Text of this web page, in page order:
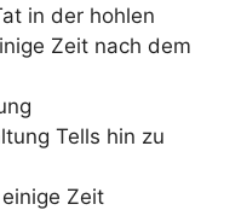
in der hohlen
Zeit nach dem
Tells hin zu
Zeit